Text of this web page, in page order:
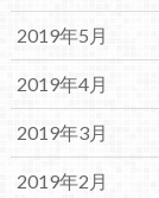
2019年5月
2019年4月
2019年3月
2019年2月